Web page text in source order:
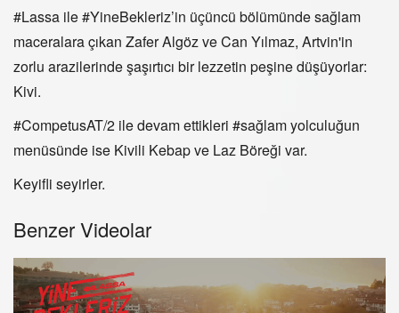
#Lassa ile #YineBekleriz’in üçüncü bölümünde sağlam
maceralara çıkan Zafer Algöz ve Can Yılmaz, Artvin'in
zorlu arazilerinde şaşırtıcı bir lezzetin peşine düşüyorlar:
Kivi.
#CompetusAT/2 ile devam ettikleri #sağlam yolculuğun
menüsünde ise Kivili Kebap ve Laz Böreği var.
Keyifli seyirler.
Benzer Videolar